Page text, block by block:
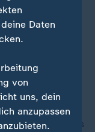
nun
2024 mit
den gut
gerast war
Ein
Alter von 45 bis
Daten
von
uns, dein
anzupassen